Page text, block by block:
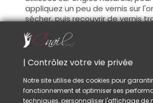
appliquez un peu de vernis sur
sécher, puis recouvrir de vernis
Conseil :
Si vous choisissez la technique
Finish, une fois les paillettes
fixées sur la construction, limez
paillettes ultra-scintillantes qui
Ceci vous garantira une finition
| Contrôlez votre vie privée
Notre site utilise des cookies pour
fonctionnement et optimiser ses
techniques, personnaliser l'affichage de